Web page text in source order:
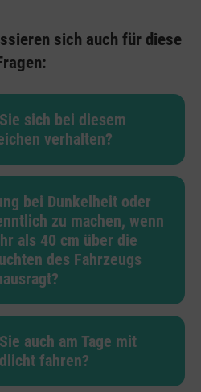
sich auch für diese
sich bei diesem
verhalten?
bei Dunkelheit oder
zu machen, wenn
als 40 cm über die
des Fahrzeugs
auch am Tage mit
fahren?